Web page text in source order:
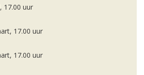
17.00 uur
17.00 uur
17.00 uur